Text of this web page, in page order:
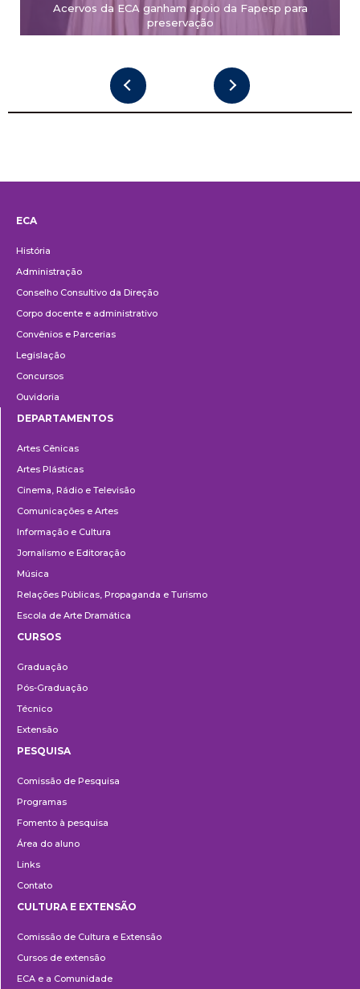
Acervos da ECA ganham apoio da Fapesp para
preservação
ECA
História
Administração
Conselho Consultivo da Direção
Corpo docente e administrativo
Convênios e Parcerias
Legislação
Concursos
Ouvidoria
DEPARTAMENTOS
Artes Cênicas
Artes Plásticas
Cinema, Rádio e Televisão
Comunicações e Artes
Informação e Cultura
Jornalismo e Editoração
Música
Relações Públicas, Propaganda e Turismo
Escola de Arte Dramática
CURSOS
Graduação
Pós-Graduação
Técnico
Extensão
PESQUISA
Comissão de Pesquisa
Programas
Fomento à pesquisa
Área do aluno
Links
Contato
e
Extensão
CULTURA E EXTENSÃO
Comissão de Cultura e Extensão
Cursos de extensão
ECA e a Comunidade